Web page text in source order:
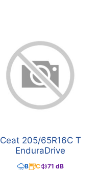
Ceat 205/65R16C T
EnduraDrive
B C 71 dB